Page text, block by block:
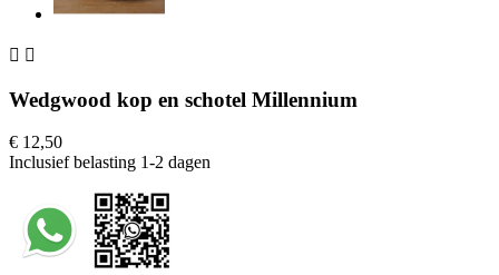
 
Wedgwood kop en schotel Millennium
€ 12,50
Inclusief belasting 1-2 dagen